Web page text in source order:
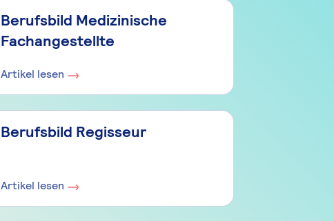
Berufsbild Medizinische
Fachangestellte
Artikel lesen
Berufsbild Regisseur
Artikel lesen